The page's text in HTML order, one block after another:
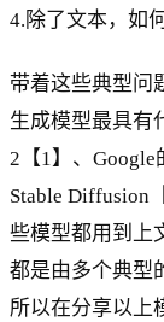
4.除了文本，如
带着这些典型问
生成模型最具有
2【1】、Google
Stable Diffusion
些模型都用到上
都是由多个典型
所以在分享以上